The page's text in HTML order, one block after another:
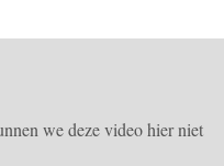
we deze video hier niet